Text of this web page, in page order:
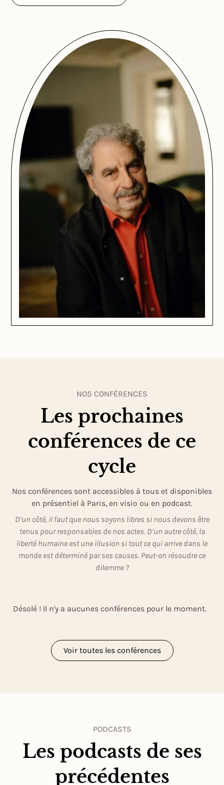
NOS CONFÉRENCES
Les prochaines
conférences de ce
cycle
Nos conférences sont accessibles à tous et disponibles
en présentiel à Paris, en visio ou en podcast.
D’un côté, il faut que nous soyons libres si nous devons être
tenus pour responsables de nos actes. D’un autre côté, la
liberté humaine est une illusion si tout ce qui arrive dans le
monde est déterminé par ses causes. Peut-on résoudre ce
dilemme ?
Désolé ! Il n'y a aucunes conférences pour le moment.
Voir toutes les conférences
PODCASTS
Les podcasts de ses
précédentes